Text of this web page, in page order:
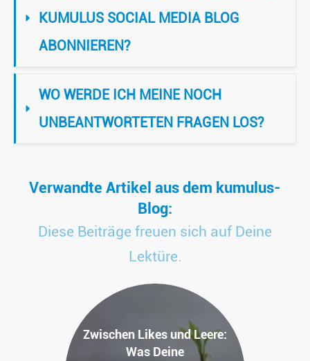
KUMULUS SOCIAL MEDIA BLOG
ABONNIEREN?
WO WERDE ICH MEINE NOCH
UNBEANTWORTETEN FRAGEN LOS?
Verwandte Artikel aus dem kumulus-
Blog:
Diese Beiträge freuen sich auf Deine
Lektüre.
Zwischen Likes und Leere:
Was Deine